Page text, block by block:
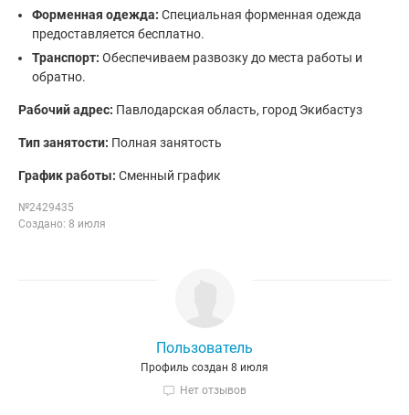
Форменная одежда: Специальная форменная одежда
предоставляется бесплатно.
Транспорт: Обеспечиваем развозку до места работы и
обратно.
Рабочий адрес: Павлодарская область, город Экибастуз
Тип занятости: Полная занятость
График работы: Сменный график
№2429435
Создано: 8 июля
Пользователь
Профиль создан 8 июля
Нет отзывов